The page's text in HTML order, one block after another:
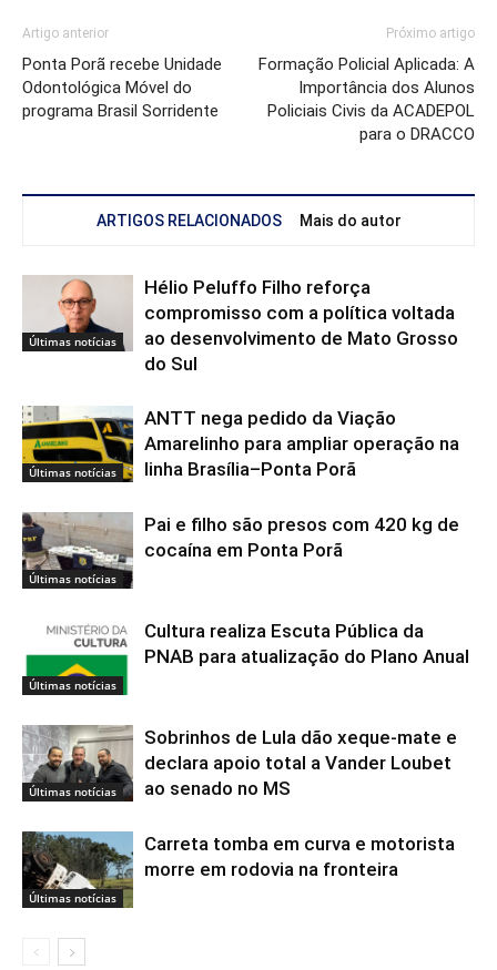
Artigo anterior
Ponta Porã recebe Unidade
Odontológica Móvel do
programa Brasil Sorridente
Próximo artigo
Formação Policial Aplicada: A
Importância dos Alunos
Policiais Civis da ACADEPOL
para o DRACCO
ARTIGOS RELACIONADOS Mais do autor
Últimas notícias
Hélio Peluffo Filho reforça
compromisso com a política voltada
ao desenvolvimento de Mato Grosso
do Sul
Últimas notícias
ANTT nega pedido da Viação
Amarelinho para ampliar operação na
linha Brasília–Ponta Porã
Últimas notícias
Pai e filho são presos com 420 kg de
cocaína em Ponta Porã
Últimas notícias
Cultura realiza Escuta Pública da
PNAB para atualização do Plano Anual
Últimas notícias
Sobrinhos de Lula dão xeque-mate e
declara apoio total a Vander Loubet
ao senado no MS
Últimas notícias
Carreta tomba em curva e motorista
morre em rodovia na fronteira